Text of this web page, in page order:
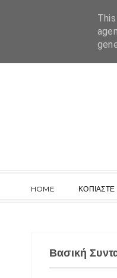
HOME ΚΟΠΙΑΣΤΕ
Βασική